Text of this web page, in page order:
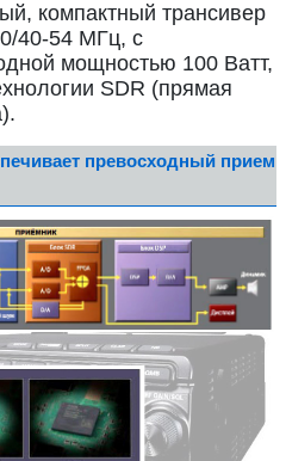
компактный трансивер
40-54 МГц, с
мощностью 100 Ватт,
SDR (прямая
превосходный прием